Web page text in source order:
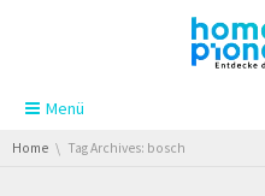
Skip navigation
Menü
You are here:
Home Tag Archives: bosch